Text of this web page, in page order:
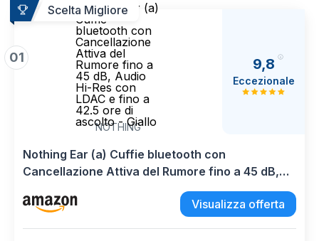
Scelta Migliore
01
Nothing Ear (a)
Cuffie
bluetooth con
Cancellazione
Attiva del
Rumore fino a
45 dB, Audio
Hi-Res con
LDAC e fino a
42.5 ore di
ascolto - Giallo
NOTHING
9,8
Eccezionale
Nothing Ear (a) Cuffie bluetooth con
Cancellazione Attiva del Rumore fino a 45 dB,
Audio Hi-Res con LDAC e fino a 42.5 ore di
ascolto - Giallo
Visualizza offerta